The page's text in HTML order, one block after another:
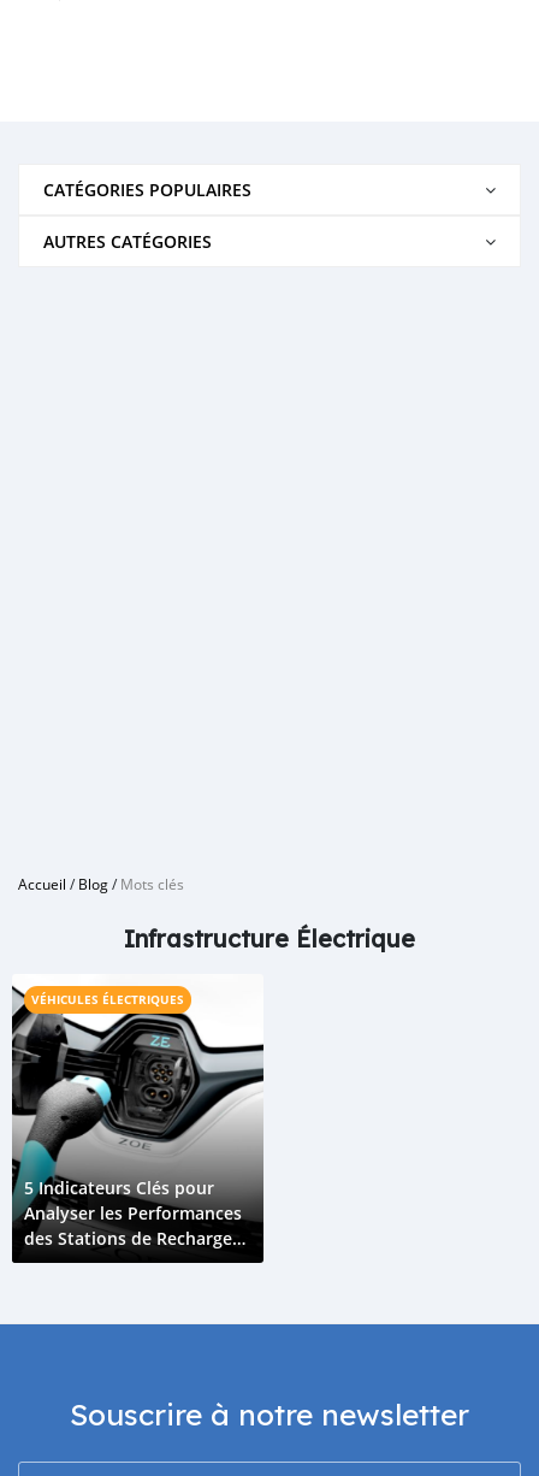
CATÉGORIES POPULAIRES
AUTRES CATÉGORIES
Accueil /Blog/Mots clés
Infrastructure Électrique
VÉHICULES ÉLECTRIQUES
5 Indicateurs Clés pour
Analyser les Performances
des Stations de Recharge
pour Véhicules Électriques
Souscrire à notre newsletter